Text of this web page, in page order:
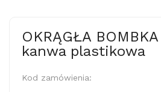
OKRĄGŁA
kanwa plastikowa
Kod zamówienia: